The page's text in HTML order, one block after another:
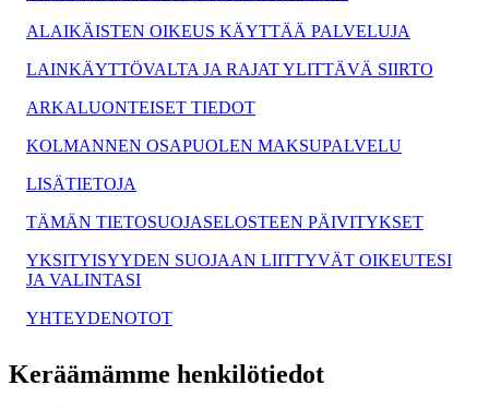
ALAIKÄISTEN OIKEUS KÄYTTÄÄ PALVELUJA
LAINKÄYTTÖVALTA JA RAJAT YLITTÄVÄ SIIRTO
ARKALUONTEISET TIEDOT
KOLMANNEN OSAPUOLEN MAKSUPALVELU
LISÄTIETOJA
TÄMÄN TIETOSUOJASELOSTEEN PÄIVITYKSET
YKSITYISYYDEN SUOJAAN LIITTYVÄT OIKEUTESI
JA VALINTASI
YHTEYDENOTOT
Keräämämme henkilötiedot